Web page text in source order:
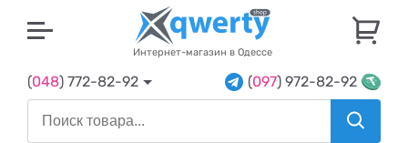
Интернет-магазин в Одессе
(048) 772-82-92 (097) 972-82-92